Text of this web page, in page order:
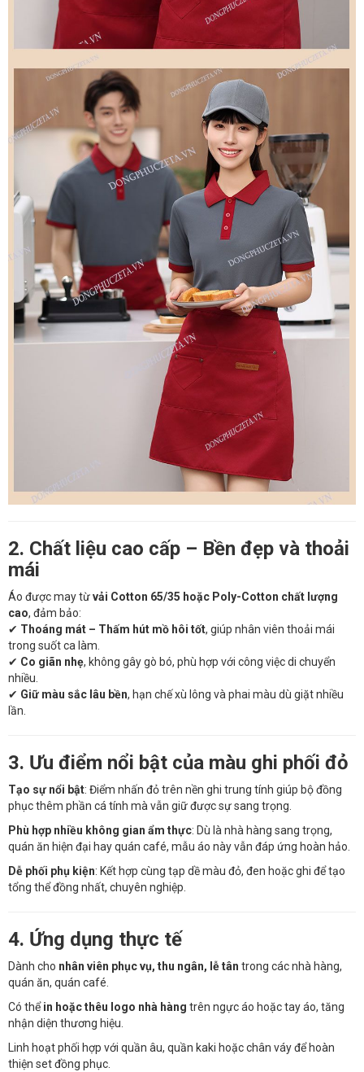
2. Chất liệu cao cấp – Bền đẹp và thoải
mái
Áo được may từvải Cotton 65/35 hoặc Poly-Cotton chất lượng
cao, đảm bảo:
✔ Thoáng mát – Thấm hút mồ hôi tốt, giúp nhân viên thoải mái
trong suốt ca làm.
✔ Co giãn nhẹ, không gây gò bó, phù hợp với công việc di chuyển
nhiều.
✔ Giữ màu sắc lâu bền, hạn chế xù lông và phai màu dù giặt nhiều
lần.
3. Ưu điểm nổi bật của màu ghi phối đỏ
Tạo sự nổi bật: Điểm nhấn đỏ trên nền ghi trung tính giúp bộ đồng
phục thêm phần cá tính mà vẫn giữ được sự sang trọng.
Phù hợp nhiều không gian ẩm thực: Dù là nhà hàng sang trọng,
quán ăn hiện đại hay quán café, mẫu áo này vẫn đáp ứng hoàn hảo.
Dễ phối phụ kiện: Kết hợp cùng tạp dề màu đỏ, đen hoặc ghi để tạo
tổng thể đồng nhất, chuyên nghiệp.
4. Ứng dụng thực tế
Dành cho nhân viên phục vụ, thu ngân, lễ tân trong các nhà hàng,
quán ăn, quán café.
Có thểin hoặc thêu logo nhà hàng trên ngực áo hoặc tay áo, tăng
nhận diện thương hiệu.
Linh hoạt phối hợp với quần âu, quần kaki hoặc chân váy để hoàn
thiện set đồng phục.